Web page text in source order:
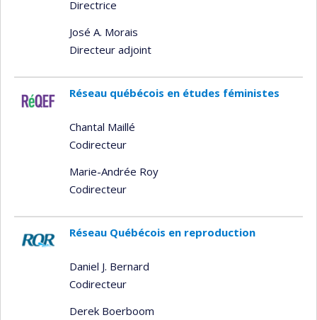
Directrice
José A. Morais
Directeur adjoint
Réseau québécois en études féministes
Chantal Maillé
Codirecteur
Marie-Andrée Roy
Codirecteur
Réseau Québécois en reproduction
Daniel J. Bernard
Codirecteur
Derek Boerboom